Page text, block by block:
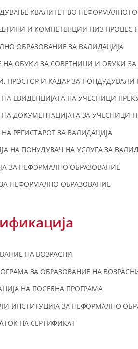
КВАЛИТЕТ ВО
И КОМПЕТЕНЦИИ НИЗ ПРОЦЕС
ОБРАЗОВАНИЕ ЗА ВАЛИДАЦИЈА
ОБУКИ ЗА СОВЕТНИЦИ И ОБУКИ
И КАДАР ЗА ПОНДУДУВАЛИ
ЕВИДЕНЦИЈАТА НА УЧЕСНИЦИ
ДОКУМЕНТАЦИЈАТА ЗА УЧЕСНИЦИ
РЕГИСТАРОТ ЗА ВАЛИДАЦИЈА
НА ПОНУДУВАЧ НА УСЛУГА ЗА
ЗА НЕФОРМАЛНО ОБРАЗОВАНИЕ
НЕФОРМАЛНО ОБРАЗОВАНИЕ
НА ВОЗРАСНИ
ЗА ОБРАЗОВАНИЕ НА
НА ПОСЕБНА ПРОГРАМА
ИНСТИТУЦИЈА ЗА НЕФОРМАЛНО
НА СЕРТИФИКАТ